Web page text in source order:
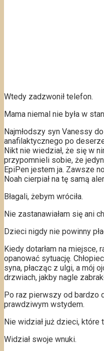
Wtedy zadzwonił telefon.
Mama niemal nie była w
Najmłodszy syn Vanessy
anafilaktycznego po
Nikt nie wiedział, że się w
przypomnieli sobie, że
EpiPen jestem ja. Zawsze
Noah cierpiał na tę samą
Błagali, żebym wróciła.
Nie zastanawiałam się ani
Dzieci nigdy nie powinny
Kiedy dotarłam na
opanować sytuację.
syna, płacząc z ulgi, a mój
drzwiach, jakby nagle
Po raz pierwszy od bardzo
prawdziwym wstydem.
Nie widział już dzieci, które
Widział swoje wnuki.